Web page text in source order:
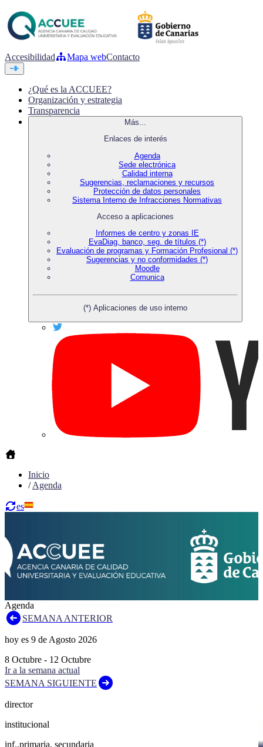
Accesibilidad Mapa webContacto
¿Qué es la ACCUEE?
Organización y estrategia
Transparencia
Más...
Enlaces de interés
Agenda
Sede electrónica
Calidad interna
Sugerencias, reclamaciones y recursos
Protección de datos personales
Sistema Interno de Infracciones Normativas
Acceso a aplicaciones
Informes de centro y zonas IE
EvaDiag, banco, seg. de títulos (*)
Evaluación de programas y Formación Profesional (*)
Sugerencias y no conformidades (*)
Moodle
Comunica
(*) Aplicaciones de uso interno
Inicio
/Agenda
es
Agenda
SEMANA ANTERIOR
hoy es 9 de Agosto 2026
8 Octubre - 12 Octubre
Ir a la semana actual
SEMANA SIGUIENTE
director
institucional
inf.,primaria, secundaria